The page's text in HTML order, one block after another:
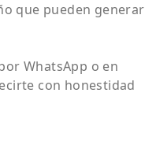
que pueden generar
WhatsApp o en
con honestidad